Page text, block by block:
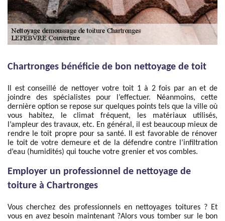
Chartronges bénéficie de bon nettoyage de toit
Il est conseillé de nettoyer votre toit 1 à 2 fois par an et de
joindre des spécialistes pour l’effectuer. Néanmoins, cette
dernière option se repose sur quelques points tels que la ville où
vous habitez, le climat fréquent, les matériaux utilisés,
l’ampleur des travaux, etc. En général, il est beaucoup mieux de
rendre le toit propre pour sa santé. Il est favorable de rénover
le toit de votre demeure et de la défendre contre l’infiltration
d’eau (humidités) qui touche votre grenier et vos combles.
Employer un professionnel de nettoyage de
toiture à Chartronges
Vous cherchez des professionnels en nettoyages toitures ? Et
vous en avez besoin maintenant ?Alors vous tomber sur le bon